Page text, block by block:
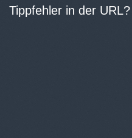
Tippfehler in der